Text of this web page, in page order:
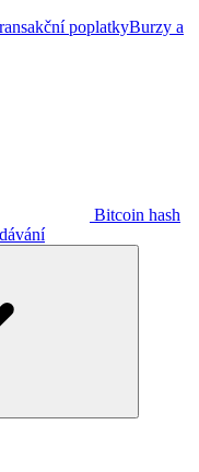
poplatkyBurzy a
Bitcoin hash